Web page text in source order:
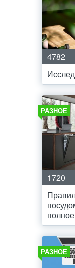
4782
РАЗНОЕ
1720
РАЗНОЕ